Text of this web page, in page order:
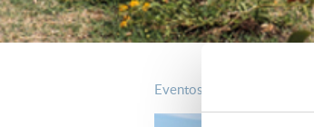
eventos